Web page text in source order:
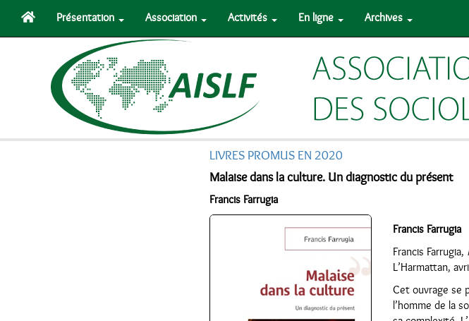
Présentation Association Activités En ligne Archives
LIVRES PROMUS EN 2020
Malaise dans la culture. Un diagnostic du présent
Francis Farrugia
Francis Farrugia
Francis Farrugia,
L’Harmattan,
Cet ouvrage se
l’homme de la